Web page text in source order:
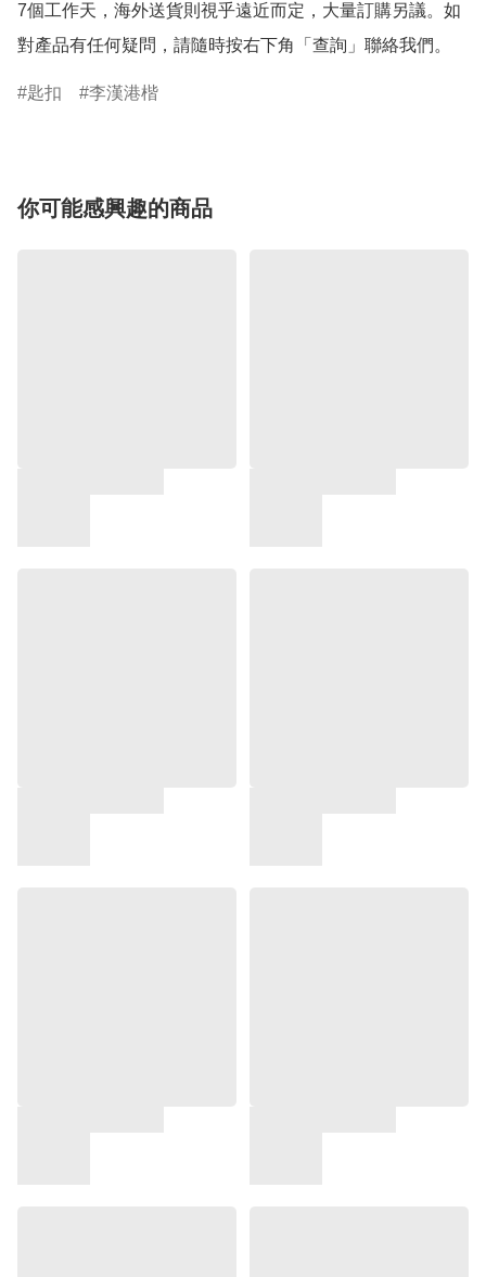
7個工作天，海外送貨則視乎遠近而定，大量訂購另議。如
對產品有任何疑問，請隨時按右下角「查詢」聯絡我們。
匙扣 李漢港楷
你可能感興趣的商品